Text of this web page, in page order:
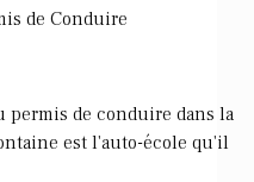
de Conduire
permis de conduire dans la
est l'auto-école qu'il